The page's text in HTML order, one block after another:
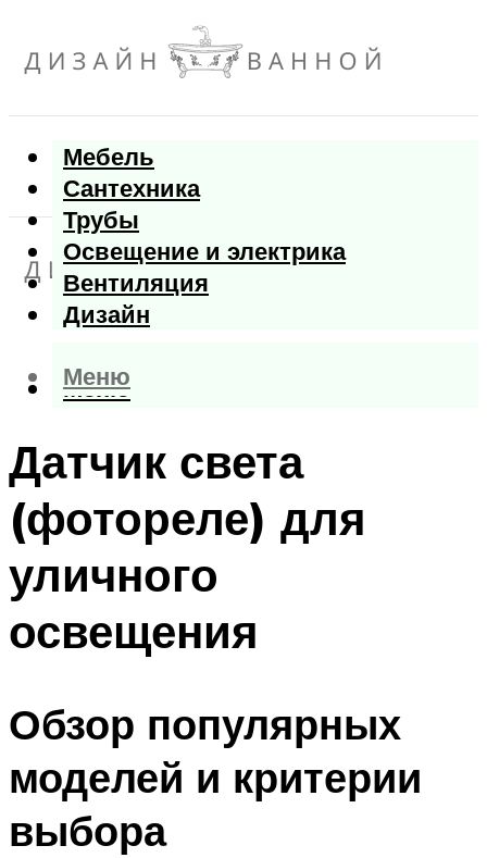
Мебель
Сантехника
Трубы
Освещение и электрика
Вентиляция
Дизайн
Меню
Меню
Датчик света
(фотореле) для
уличного
освещения
Обзор популярных
моделей и критерии
выбора